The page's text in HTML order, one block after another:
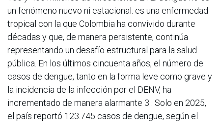
un fenómeno nuevo ni estacional: es una enfermedad
tropical con la que Colombia ha convivido durante
décadas y que, de manera persistente, continúa
representando un desafío estructural para la salud
pública. En los últimos cincuenta años, el número de
casos de dengue, tanto en la forma leve como grave y
la incidencia de la infección por el DENV, ha
incrementado de manera alarmante 3 . Solo en 2025,
el país reportó 123.745 casos de dengue, según el